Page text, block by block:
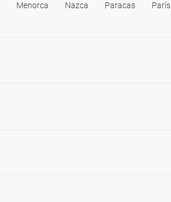
Menorca Nazca Paracas París